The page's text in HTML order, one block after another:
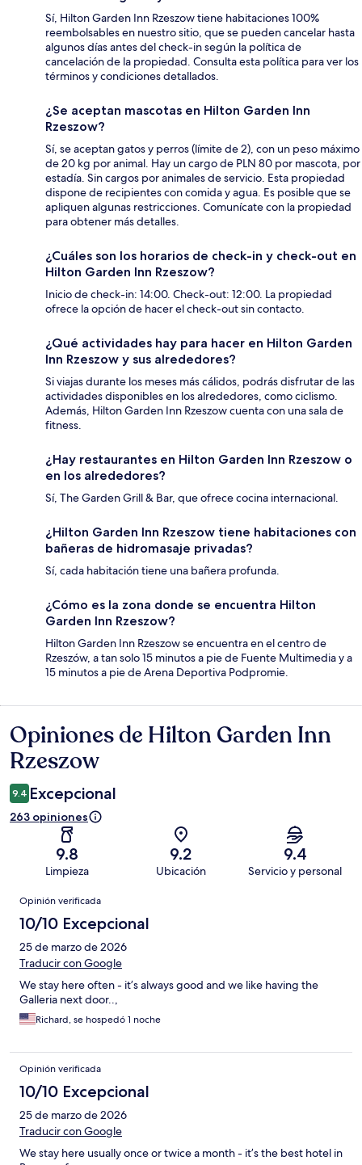
Sí, Hilton Garden Inn Rzeszow tiene habitaciones 100%
reembolsables en nuestro sitio, que se pueden cancelar hasta
algunos días antes del check-in según la política de
cancelación de la propiedad. Consulta esta política para ver los
términos y condiciones detallados.
¿Se aceptan mascotas en Hilton Garden Inn
Rzeszow?
Sí, se aceptan gatos y perros (límite de 2), con un peso máximo
de 20 kg por animal. Hay un cargo de PLN 80 por mascota, por
estadía. Sin cargos por animales de servicio. Esta propiedad
dispone de recipientes con comida y agua. Es posible que se
apliquen algunas restricciones. Comunícate con la propiedad
para obtener más detalles.
¿Cuáles son los horarios de check-in y check-out en
Hilton Garden Inn Rzeszow?
Inicio de check-in: 14:00. Check-out: 12:00. La propiedad
ofrece la opción de hacer el check-out sin contacto.
¿Qué actividades hay para hacer en Hilton Garden
Inn Rzeszow y sus alrededores?
Si viajas durante los meses más cálidos, podrás disfrutar de las
actividades disponibles en los alrededores, como ciclismo.
Además, Hilton Garden Inn Rzeszow cuenta con una sala de
fitness.
¿Hay restaurantes en Hilton Garden Inn Rzeszow o
en los alrededores?
Sí, The Garden Grill & Bar, que ofrece cocina internacional.
¿Hilton Garden Inn Rzeszow tiene habitaciones con
bañeras de hidromasaje privadas?
Sí, cada habitación tiene una bañera profunda.
¿Cómo es la zona donde se encuentra Hilton
Garden Inn Rzeszow?
Hilton Garden Inn Rzeszow se encuentra en el centro de
Rzeszów, a tan solo 15 minutos a pie de Fuente Multimedia y a
15 minutos a pie de Arena Deportiva Podpromie.
Opiniones
Opiniones de Hilton Garden Inn
Rzeszow
9.4 Excepcional
263 opiniones
9.8
Limpieza
9.2
Ubicación
9.4
Servicio y personal
Opiniones
Opinión verificada
10/10 Excepcional
25 de marzo de 2026
Traducir con Google
We stay here often - it’s always good and we like having the
Galleria next door..,
Richard, se hospedó 1 noche
Opinión verificada
10/10 Excepcional
25 de marzo de 2026
Traducir con Google
We stay here usually once or twice a month - it’s the best hotel in